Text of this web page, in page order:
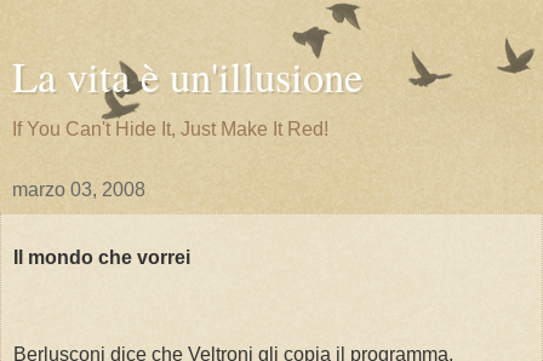
La vita è un'illusione
If You Can't Hide It, Just Make It Red!
marzo 03, 2008
Il mondo che vorrei
Berlusconi dice che Veltroni gli copia il programma.